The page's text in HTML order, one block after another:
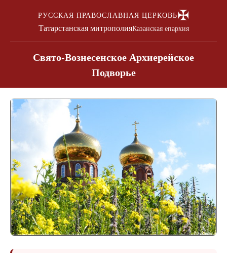
РУССКАЯ ПРАВОСЛАВНАЯ ЦЕРКОВЬ✠
Татарстанская митрополияКазанская епархия
Свято-Вознесенское Архиерейское
Подворье